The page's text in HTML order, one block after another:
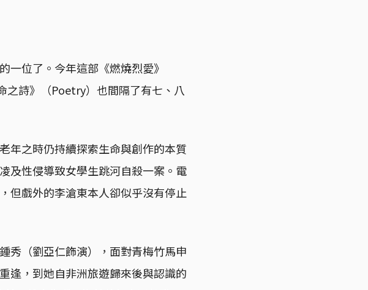
一位了。今年這部《燃燒烈愛》
之詩》（Poetry）也間隔了有七、八
年之時仍持續探索生命與創作的本質
性侵導致女學生跳河自殺一案。電
但戲外的李滄東本人卻似乎沒有停止
秀（劉亞仁飾演），面對青梅竹馬申
逢，到她自非洲旅遊歸來後與認識的